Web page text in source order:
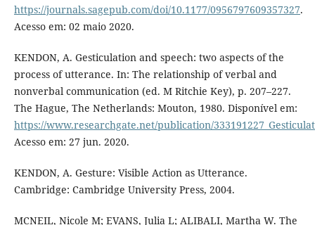
https://journals.sagepub.com/doi/10.1177/0956797609357327.
Acesso em: 02 maio 2020.
KENDON, A. Gesticulation and speech: two aspects of the
process of utterance. In: The relationship of verbal and
nonverbal communication (ed. M Ritchie Key), p. 207–227.
The Hague, The Netherlands: Mouton, 1980. Disponível em:
https://www.researchgate.net/publication/
Acesso em: 27 jun. 2020.
KENDON, A. Gesture: Visible Action as Utterance.
Cambridge: Cambridge University Press, 2004.
MCNEIL, Nicole M; EVANS, Julia L; ALIBALI, Martha W. The